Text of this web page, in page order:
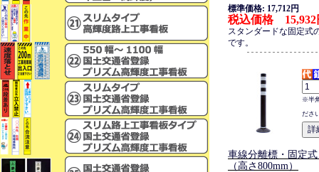
標準価格: 17,712円
税込価格 15,932
スタンダードな固定式
です。
※半
ださ
車線分離標・固定
（高さ800mm）